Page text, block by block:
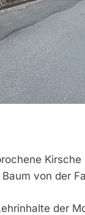
von der
der